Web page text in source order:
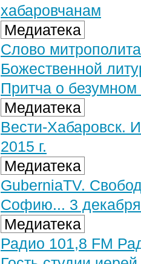
хабаровчанам
Медиатека
Слово
Божественной
Притча о безумном
Медиатека
Вести-Хабаровск.
2015 г.
Медиатека
GuberniaTV.
Софию... 3 декабря
Медиатека
Радио 101,8 FM